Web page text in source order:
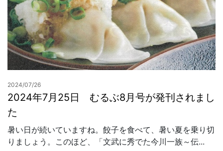
2024/07/26
2024年7月25日 むるぶ8月号が発刊されまし
た
暑い日が続いていますね。餃子を食べて、暑い夏を乗り切
りましょう。このほど、「文武に秀でた今川一族～伝...